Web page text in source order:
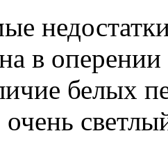
в оперении
белых
очень